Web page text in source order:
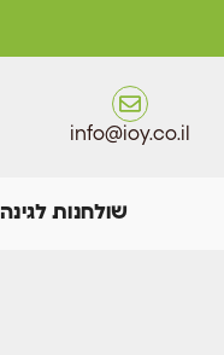
info@ioy.co.il
שולחנות לגינה